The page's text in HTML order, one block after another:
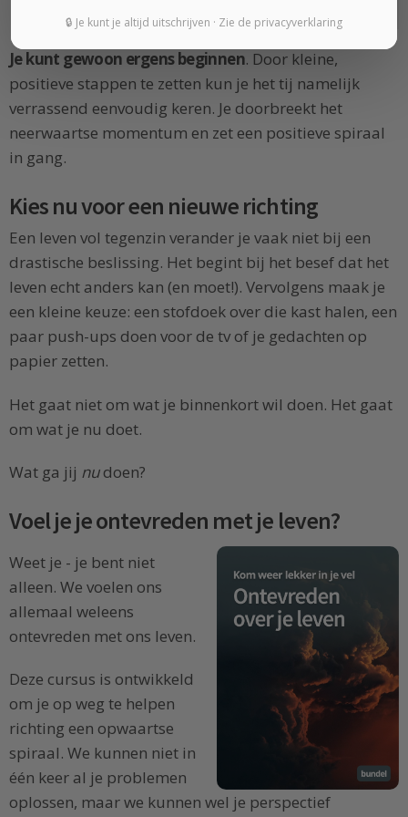
Je kunt gewoon ergens beginnen. Door kleine,
positieve stappen te zetten kun je het tij namelijk
verrassend eenvoudig keren. Je doorbreekt het
neerwaartse momentum en zet een positieve spiraal
in gang.
Kies nu voor een nieuwe richting
Een leven vol tegenzin verander je vaak niet bij een
drastische beslissing. Het begint bij het besef dat het
leven echt anders kan (en moet!). Vervolgens maak je
een kleine keuze: een stofdoek over die kast halen, een
paar push-ups doen voor de tv of je gedachten op
papier zetten.
Het gaat niet om wat je binnenkort wil doen. Het gaat
om wat je nu doet.
Wat ga jij nudoen?
Voel je je ontevreden met je leven?
Weet je - je bent niet
alleen. We voelen ons
allemaal weleens
ontevreden met ons leven.
Deze cursus is ontwikkeld
om je op weg te helpen
richting een opwaartse
spiraal. We kunnen niet in
één keer al je problemen
oplossen, maar we kunnen wel je perspectief
🔒 Je kunt je altijd uitschrijven · Zie de privacyverklaring